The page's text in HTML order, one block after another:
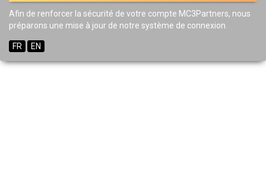
Afin de renforcer la sécurité de votre compte MC3Partners, nous
préparons une mise à jour de notre système de connexion.
FR EN